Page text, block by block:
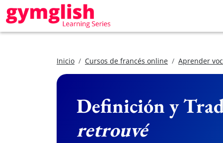
Inicio Cursos de francés online Aprender
Definición y
retrouvé